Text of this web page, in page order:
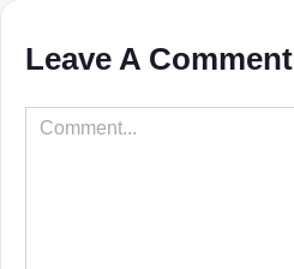
Leave A Comment
Comment